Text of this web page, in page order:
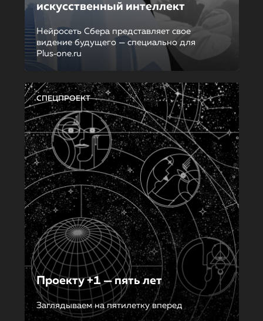
искусственный интеллект
Нейросеть Сбера представляет свое
видение будущего — специально для
Plus‑one.ru
СПЕЦПРОЕКТ
Проекту +1 — пять лет
Заглядываем на пятилетку вперед